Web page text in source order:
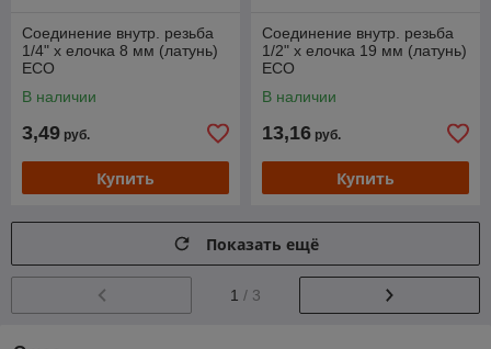
Соединение внутр. резьба
1/4" х елочка 8 мм (латунь)
ECO
В наличии
3,49 руб.
Купить
Соединение внутр. резьба
1/2" х елочка 19 мм (латунь)
ECO
В наличии
13,16 руб.
Купить
Показать ещё
1 / 3